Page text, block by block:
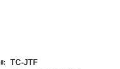
TC-JTF